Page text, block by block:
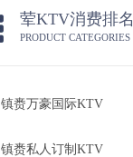
荤KTV消费排名
PRODUCT CATEGORIES
镇赉万豪国际KTV
镇赉私人订制KTV